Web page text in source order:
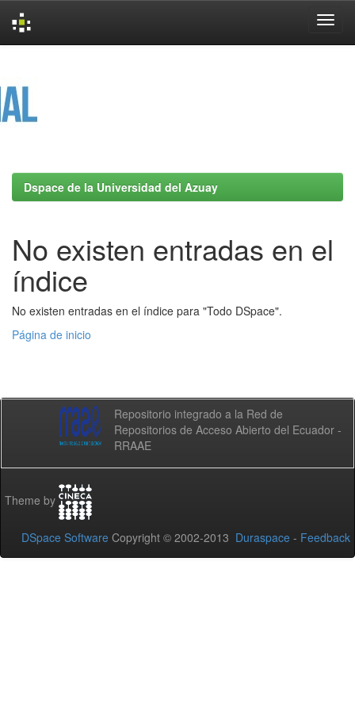
Dspace de la Universidad del Azuay
No existen entradas en el
índice
No existen entradas en el índice para "Todo DSpace".
Página de inicio
Repositorio integrado a la Red de
Repositorios de Acceso Abierto del Ecuador -
RRAAE
Theme by
DSpace Software Copyright © 2002-2013 Duraspace - Feedback